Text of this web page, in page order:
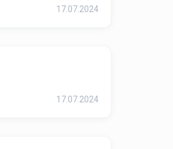
17.07.2024
17.07.2024